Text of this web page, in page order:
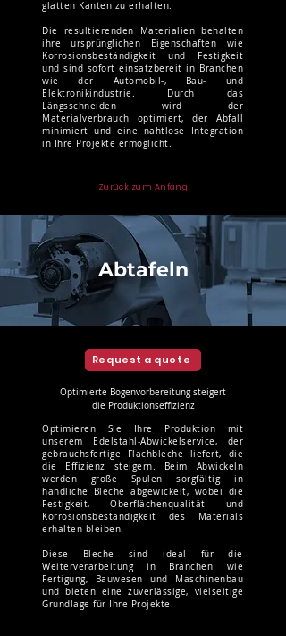
glatten Kanten zu erhalten.
Die resultierenden Materialien behalten
ihre ursprünglichen Eigenschaften wie
Korrosionsbeständigkeit und Festigkeit
und sind sofort einsatzbereit in Branchen
wie der Automobil-, Bau- und
Elektronikindustrie. Durch das
Längsschneiden wird der
Materialverbrauch optimiert, der Abfall
minimiert und eine nahtlose Integration
in Ihre Projekte ermöglicht.
Zurück zum Anfang
Abtafeln
Request a quote
Optimierte Bogenvorbereitung steigert
die Produktionseffizienz
Optimieren Sie Ihre Produktion mit
unserem Edelstahl-Abwickelservice, der
gebrauchsfertige Flachbleche liefert, die
die Effizienz steigern. Beim Abwickeln
werden große Spulen sorgfältig in
handliche Bleche abgewickelt, wobei die
Festigkeit, Oberflächenqualität und
Korrosionsbeständigkeit des Materials
erhalten bleiben.
Diese Bleche sind ideal für die
Weiterverarbeitung in Branchen wie
Fertigung, Bauwesen und Maschinenbau
und bieten eine zuverlässige, vielseitige
Grundlage für Ihre Projekte.